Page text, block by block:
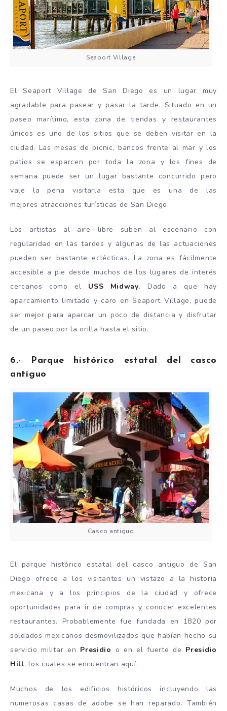
Seaport Village
El Seaport Village de San Diego es un lugar muy
agradable para pasear y pasar la tarde. Situado en un
paseo marítimo, esta zona de tiendas y restaurantes
únicos es uno de los sitios que se deben visitar en la
ciudad. Las mesas de picnic, bancos frente al mar y los
patios se esparcen por toda la zona y los fines de
semana puede ser un lugar bastante concurrido pero
vale la pena visitarla esta que es una de las
mejores atracciones turísticas de San Diego.
Los artistas al aire libre suben al escenario con
regularidad en las tardes y algunas de las actuaciones
pueden ser bastante eclécticas. La zona es fácilmente
accesible a pie desde muchos de los lugares de interés
cercanos como el USS Midway. Dado a que hay
aparcamiento limitado y caro en Seaport Village, puede
ser mejor para aparcar un poco de distancia y disfrutar
de un paseo por la orilla hasta el sitio.
6.- Parque histórico estatal del casco
antiguo
Casco antiguo
El parque histórico estatal del casco antiguo de San
Diego ofrece a los visitantes un vistazo a la historia
mexicana y a los principios de la ciudad y ofrece
oportunidades para ir de compras y conocer excelentes
restaurantes. Probablemente fue fundada en 1820 por
soldados mexicanos desmovilizados que habían hecho su
servicio militar en Presidio o en el fuerte de Presidio
Hill, los cuales se encuentran aquí.
Muchos de los edificios históricos incluyendo las
numerosas casas de adobe se han reparado. También